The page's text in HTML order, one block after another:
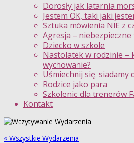
Dorosły jak latarnia
Jestem OK, taki jaki
Sztuka mówienia NIE z
Agresja – niebezpieczne
Dziecko w szkole
Nastolatek w rodzinie –
wychowanie?
Uśmiechnij się, siadamy
Rodzice jako para
Szkolenie dla trenerów
Kontakt
« Wszystkie Wydarzenia